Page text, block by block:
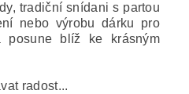
tradiční snídani s partou
nebo výrobu dárku pro
posune blíž ke krásným
radost...